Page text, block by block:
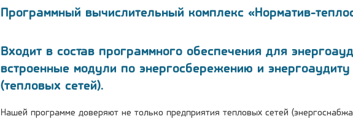
Программный вычислительный комплекс «Норматив-
Входит в состав программного обеспечения для
встроенные модули по энергосбережению и
(тепловых сетей).
Нашей программе доверяют не только предприятия тепловых сетей